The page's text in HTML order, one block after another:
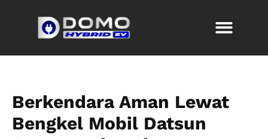
Berkendara Aman Lewat
Bengkel Mobil Datsun